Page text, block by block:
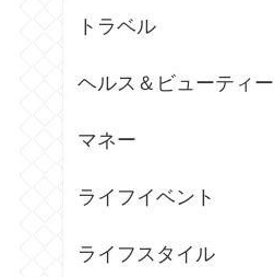
トラベル
ヘルス＆ビューティー
マネー
ライフイベント
ライフスタイル